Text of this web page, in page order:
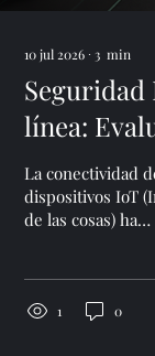
10 jul 2026 ∙ 3 min
Seguridad
línea:
amenazas
línea -
completa
La conectividad
dispositivos IoT
de las cosas) ha
operaciones. Sin
1 0